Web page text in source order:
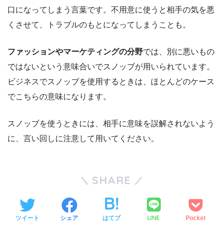
口になってしまう言葉です。不用意に使うと相手の気を悪
くさせて、トラブルのもとになってしまうことも。
ファッションやマーケティングの分野では、別に悪いもの
ではないという意味合いでスノッブが用いられています。
ビジネスでスノッブを使用するときは、ほとんどのケース
でこちらの意味になります。
スノッブを使うときには、相手に意味を誤解されないよう
に、言い回しに注意して用いてください。
SHARE
ツイート シェア はてブ LINE Pocket